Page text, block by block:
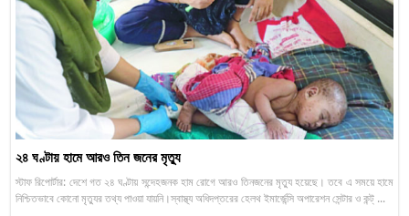
২৪ ঘণ্টায় হামে আরও তিন জনের মৃত্যু
স্টাফ রিপোর্টার: দেশে গত ২৪ ঘণ্টায় সন্দেহজনক হাম রোগে আরও তিনজনের মৃত্যু হয়েছে। তবে এ সময়ে হামে
নিশ্চিতভাবে কোনো মৃত্যুর তথ্য পাওয়া যায়নি।স্বাস্থ্য অধিদপ্তরের হেলথ ইমার্জেন্সি অপারেশন সেন্টার ও কন্ট্ ...